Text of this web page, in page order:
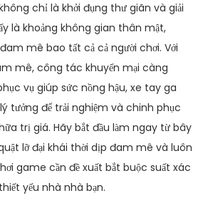
chỉ là khởi đụng thư giãn và giải
là khoảng không gian thân mật,
mê bao tất cả cả người chơi. Với
mê, công tác khuyến mại càng
vụ giúp sức nồng hậu, xe tay ga
tưởng để trải nghiệm và chinh phục
trị giá. Hãy bắt đầu làm ngay từ bây
lỡ đại khái thời dịp đam mê và luôn
game cần đề xuất bắt buộc suất xác
yếu nhà nhà bạn.